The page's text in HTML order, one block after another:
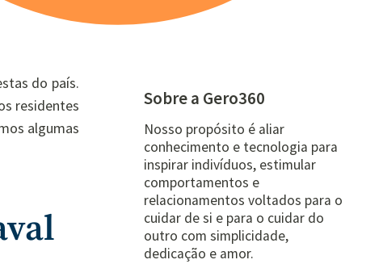
do país.
residentes
algumas
Sobre a Gero360
Nosso propósito é aliar
conhecimento e tecnologia para
inspirar indivíduos, estimular
comportamentos e
relacionamentos voltados para o
cuidar de si e para o cuidar do
outro com simplicidade,
dedicação e amor.